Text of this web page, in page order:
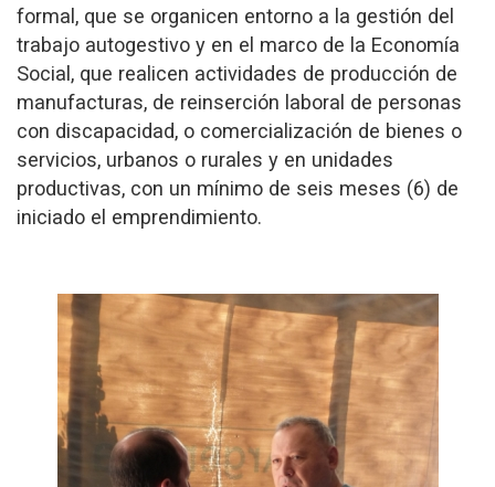
formal, que se organicen entorno a la gestión del
trabajo autogestivo y en el marco de la Economía
Social, que realicen actividades de producción de
manufacturas, de reinserción laboral de personas
con discapacidad, o comercialización de bienes o
servicios, urbanos o rurales y en unidades
productivas, con un mínimo de seis meses (6) de
iniciado el emprendimiento.